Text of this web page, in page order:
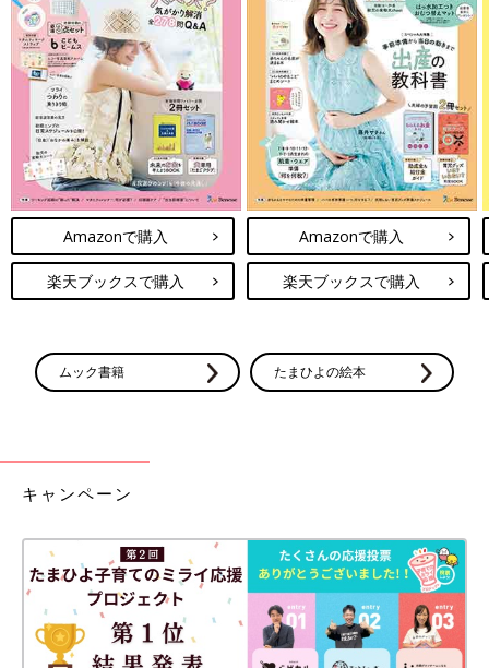
Amazonで購入
楽天ブックスで購入
Amazonで購入
楽天ブックスで購入
ムック書籍 たまひよの絵本
キャンペーン